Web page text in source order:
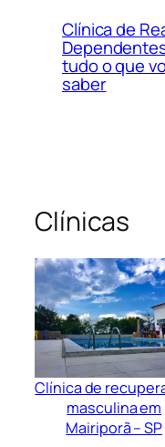
Clínica de
tudo o que
saber
Clínicas
Clínica de
masculina em
Mairiporã – SP